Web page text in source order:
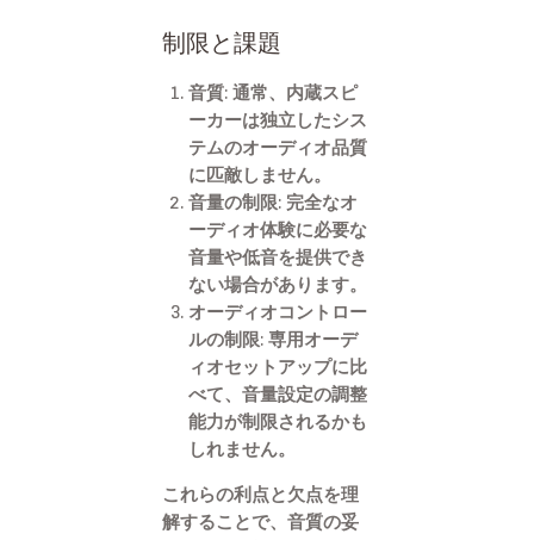
制限と課題
音質: 通常、内蔵スピ
ーカーは独立したシス
テムのオーディオ品質
に匹敵しません。
音量の制限: 完全なオ
ーディオ体験に必要な
音量や低音を提供でき
ない場合があります。
オーディオコントロー
ルの制限: 専用オーデ
ィオセットアップに比
べて、音量設定の調整
能力が制限されるかも
しれません。
これらの利点と欠点を理
解することで、音質の妥